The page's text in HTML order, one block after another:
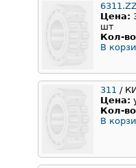
Цена:
шт
Кол-
В
311 /
Цена:
Кол-
В